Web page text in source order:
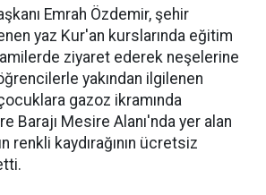
Emrah Özdemir, şehir
yaz Kur'an kurslarında eğitim
ziyaret ederek neşelerine
yakından ilgilenen
gazoz ikramında
Barajı Mesire Alanı'nda yer alan
renkli kaydırağının ücretsiz